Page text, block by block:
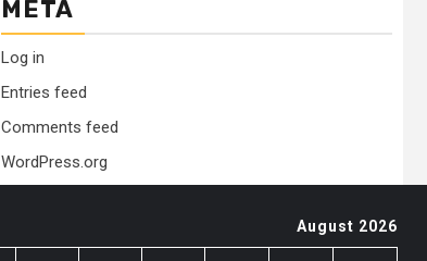
META
Log in
Entries feed
Comments feed
WordPress.org
August 2026